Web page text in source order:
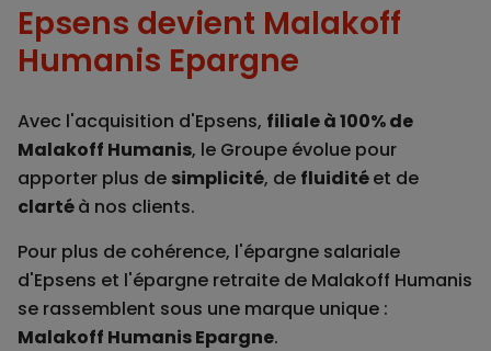
Epsens devient Malakoff
Humanis Epargne
Avec l'acquisition d'Epsens, filiale à 100% de
Malakoff Humanis, le Groupe évolue pour
apporter plus de simplicité, de fluiditéet de
clartéà nos clients.
Pour plus de cohérence, l'épargne salariale
d'Epsens et l'épargne retraite de Malakoff Humanis
se rassemblent sous une marque unique :
Malakoff Humanis Epargne.